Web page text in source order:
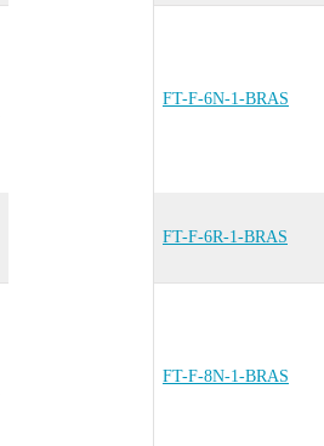
FT-F-6N-1-BRAS
FT-F-6R-1-BRAS
FT-F-8N-1-BRAS